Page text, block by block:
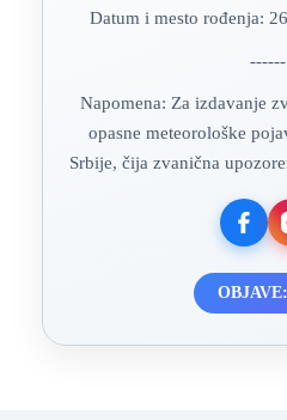
Datum i mesto rođenja:
------
Napomena: Za izdavanje
opasne meteorološke
Srbije, čija zvanična